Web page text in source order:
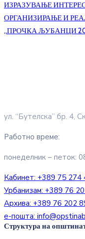
ИЗРАЗУВАЊЕ
ОРГАНИЗИРАЊЕ И
„ПРОЧКА ЉУБАНЦИ
ул. “Бутелска” бр. 4,
Работно време:
понеделник – петок:
Кабинет: +389 75 274
Урбанизам: +389 76
Архива: +389 76 202
е-пошта:
Структура на